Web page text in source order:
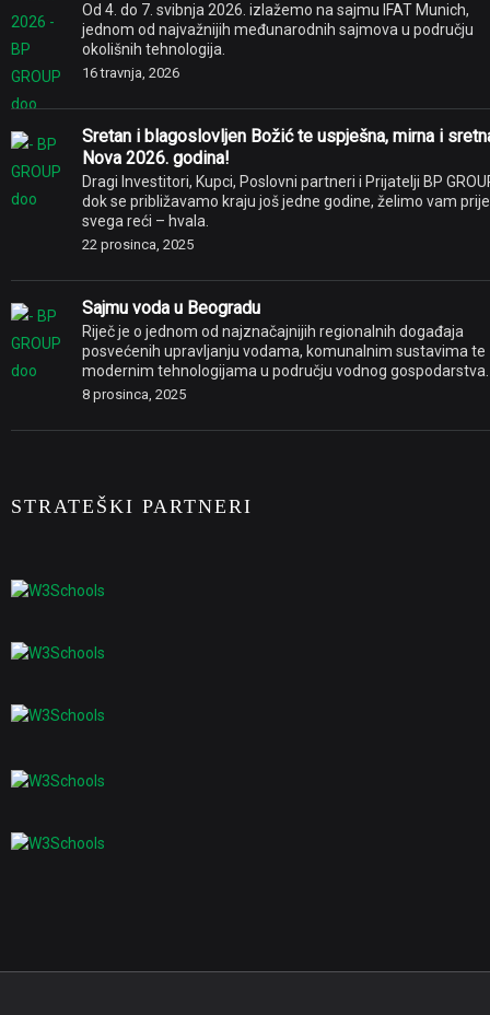
Od 4. do 7. svibnja 2026. izlažemo na sajmu IFAT Munich,
jednom od najvažnijih međunarodnih sajmova u području
okolišnih tehnologija.
16 travnja, 2026
Sretan i blagoslovljen Božić te uspješna, mirna i
Nova 2026. godina!
Dragi Investitori, Kupci, Poslovni partneri i Prijatelji BP
dok se približavamo kraju još jedne godine, želimo vam prije
svega reći – hvala.
22 prosinca, 2025
Sajmu voda u Beogradu
Riječ je o jednom od najznačajnijih regionalnih događaja
posvećenih upravljanju vodama, komunalnim sustavima te
modernim tehnologijama u području vodnog gospodarstva.
8 prosinca, 2025
STRATEŠKI PARTNERI